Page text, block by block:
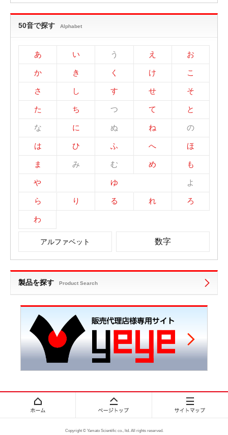
50音で探す Alphabet
あ い う え お
か き く け こ
さ し す せ そ
た ち つ て と
な に ぬ ね の
は ひ ふ へ ほ
ま み む め も
や ゆ よ
ら り る れ ろ
わ
アルファベット 数字
製品を探す Product Search
Copyright © Yamato Scientific co., ltd. All rights reserved.